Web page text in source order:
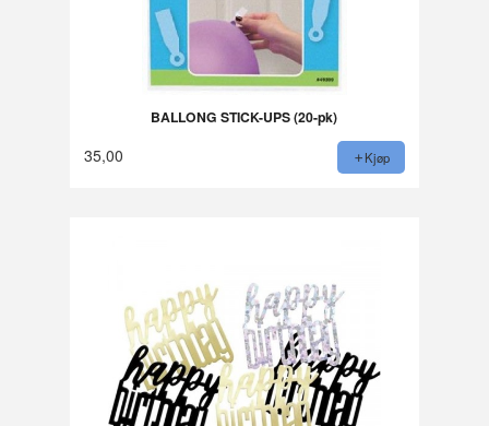
BALLONG STICK-UPS (20-pk)
35,00 Kjøp